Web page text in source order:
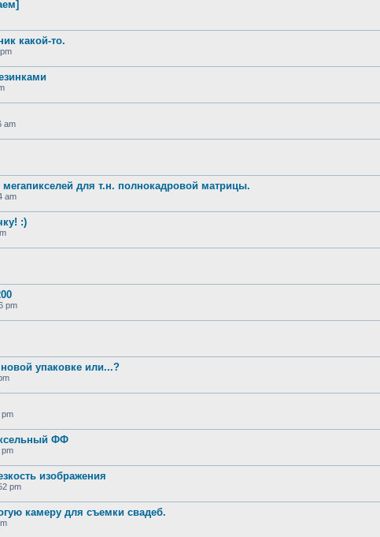
какой-то.
am
для т.н. полнокадровой матрицы.
am
:)
pm
упаковке или...?
pm
ФФ
pm
изображения
pm
камеру для съемки свадеб.